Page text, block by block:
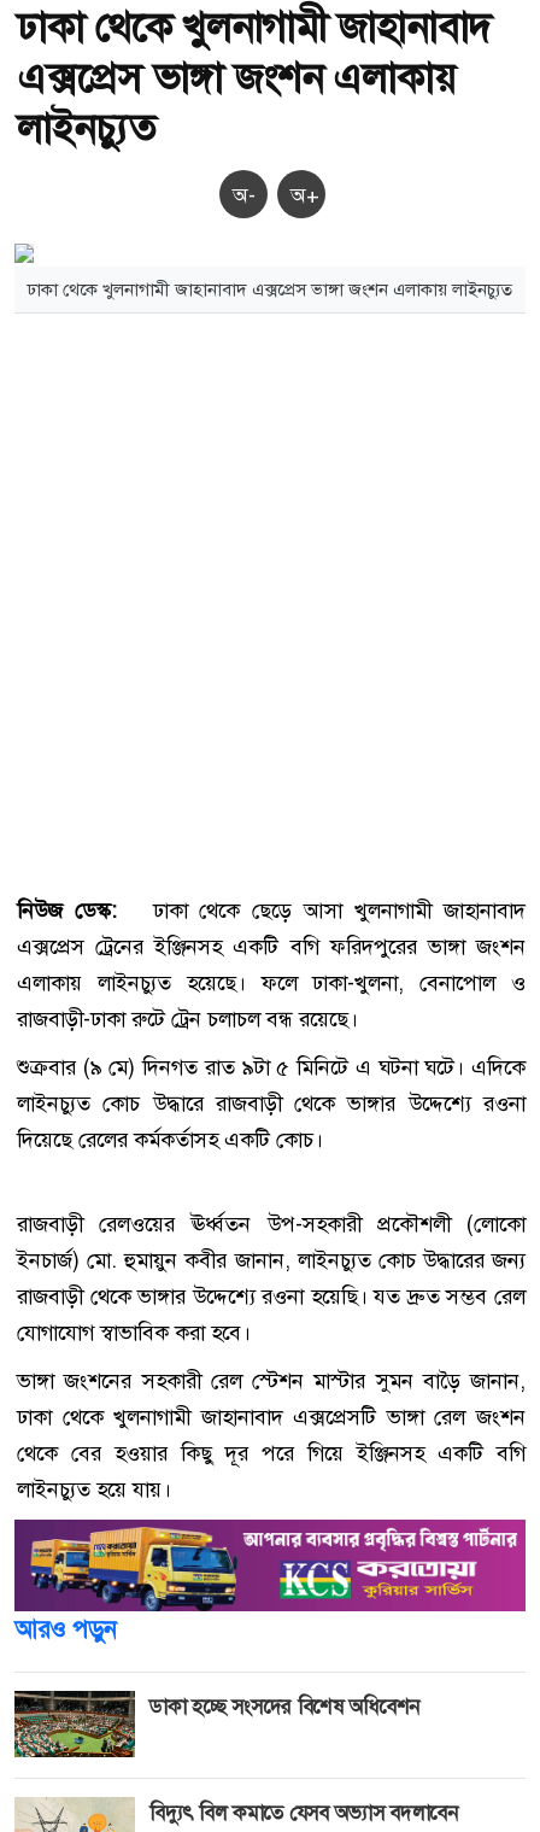
ঢাকা থেকে খুলনাগামী জাহানাবাদ
এক্সপ্রেস ভাঙ্গা জংশন এলাকায়
লাইনচ্যুত
অ- অ+
ঢাকা থেকে খুলনাগামী জাহানাবাদ এক্সপ্রেস ভাঙ্গা জংশন এলাকায় লাইনচ্যুত
নিউজ ডেস্ক:
ঢাকা থেকে ছেড়ে আসা খুলনাগামী জাহানাবাদ
এক্সপ্রেস ট্রেনের ইঞ্জিনসহ একটি বগি ফরিদপুরের ভাঙ্গা জংশন
এলাকায় লাইনচ্যুত হয়েছে। ফলে ঢাকা-খুলনা, বেনাপোল ও
রাজবাড়ী-ঢাকা রুটে ট্রেন চলাচল বন্ধ রয়েছে।
শুক্রবার (৯ মে) দিনগত রাত ৯টা ৫ মিনিটে এ ঘটনা ঘটে। এদিকে
লাইনচ্যুত কোচ উদ্ধারে রাজবাড়ী থেকে ভাঙ্গার উদ্দেশ্যে রওনা
দিয়েছে রেলের কর্মকর্তাসহ একটি কোচ।
রাজবাড়ী রেলওয়ের ঊর্ধ্বতন উপ-সহকারী প্রকৌশলী (লোকো
ইনচার্জ) মো. হুমায়ুন কবীর জানান, লাইনচ্যুত কোচ উদ্ধারের জন্য
রাজবাড়ী থেকে ভাঙ্গার উদ্দেশ্যে রওনা হয়েছি। যত দ্রুত সম্ভব রেল
যোগাযোগ স্বাভাবিক করা হবে।
ভাঙ্গা জংশনের সহকারী রেল স্টেশন মাস্টার সুমন বাড়ৈ জানান,
ঢাকা থেকে খুলনাগামী জাহানাবাদ এক্সপ্রেসটি ভাঙ্গা রেল জংশন
থেকে বের হওয়ার কিছু দূর পরে গিয়ে ইঞ্জিনসহ একটি বগি
লাইনচ্যুত হয়ে যায়।
আরও পড়ুন
ডাকা হচ্ছে সংসদের বিশেষ অধিবেশন
বিদ্যুৎ বিল কমাতে যেসব অভ্যাস বদলাবেন